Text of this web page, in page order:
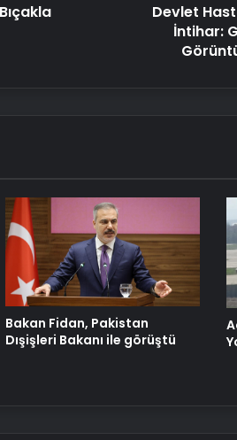
Dijital
Devlet
İntihar:
Bakan Fidan, Pakistan
Dışişleri Bakanı ile görüştü